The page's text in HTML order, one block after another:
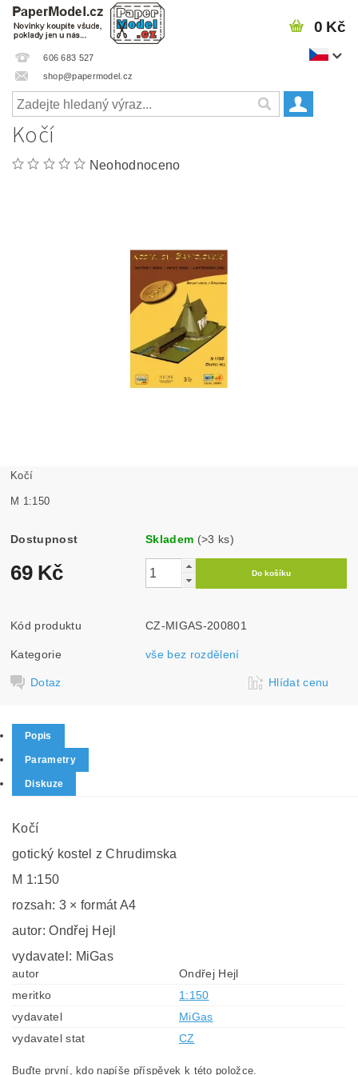
606 683 527
shop@papermodel.cz
0 Kč
Kočí
Neohodnoceno
Kočí
M 1:150
Dostupnost Skladem (>3 ks)
69 Kč
Kód produktu CZ-MIGAS-200801
Kategorie vše bez rozdělení
Dotaz Hlídat cenu
Popis
Parametry
Diskuze
Kočí
gotický kostel z Chrudimska
M 1:150
rozsah: 3 × formát A4
autor: Ondřej Hejl
vydavatel: MiGas
autor
Ondřej Hejl
meritko
1:150
vydavatel
MiGas
vydavatel stat
CZ
Buďte první, kdo napíše příspěvek k této položce.